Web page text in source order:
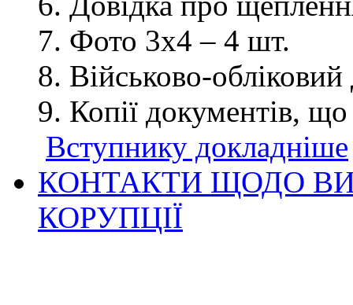
Фото 3х4 – 4 шт.
Військово-
Копії документів,
Вступнику докладніше
КОНТАКТИ ЩОДО
КОРУПЦІЇ